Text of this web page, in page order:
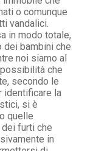
o comunque
vandalici.
in modo totale,
dei bambini che
noi siamo al
che
secondo le
identificare la
si è
quelle
furti che
in